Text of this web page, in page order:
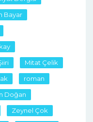
Bayar
Mitat Çelik
roman
Doğan
Zeynel Çok